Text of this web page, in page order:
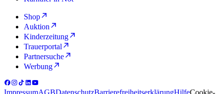
Shop
Auktion
Kinderzeitung
Trauerportal
Partnersuche
Werbung
ImpressumAGBDatenschutzBarrierefreiheitserklärungHilfeCookie-